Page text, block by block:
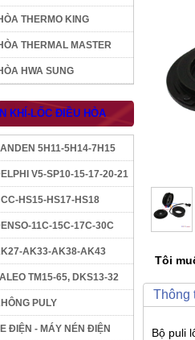
THERMO KING
THERMAL MASTER
HWA SUNG
KHÍ-LỐC ĐIỀU HÒA
5H11-5H14-7H15
V5-SP10-15-17-20-21
HS15-HS17-HS18
11C-15C-17C-30C
AK33-AK38-AK43
TM15-65, DKS13-32
PULY
ĐIỆN - MÁY NÉN ĐIỆN
Tôi
Thông
Bộ puli